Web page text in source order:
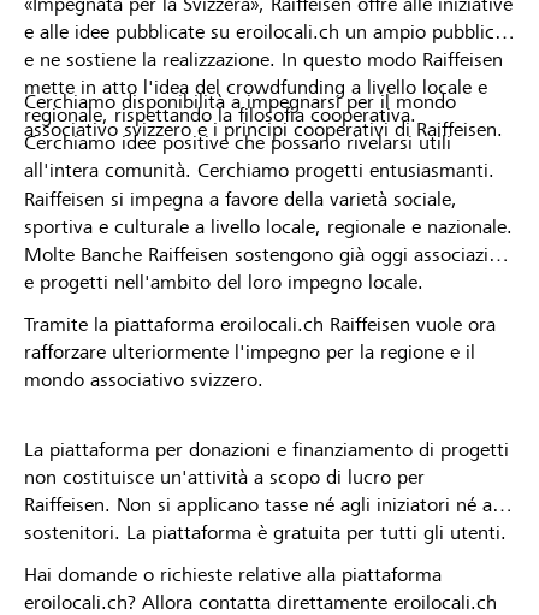
e alle idee pubblicate su eroilocali.ch un ampio pubblico
e ne sostiene la realizzazione. In questo modo Raiffeisen
mette in atto l'idea del crowdfunding a livello locale e
regionale, rispettando la filosofia cooperativa.
Cerchiamo idee positive che possano rivelarsi utili
all'intera comunità. Cerchiamo progetti entusiasmanti.
Cerchiamo disponibilità a impegnarsi per il mondo
associativo svizzero e i principi cooperativi di Raiffeisen.
Raiffeisen si impegna a favore della varietà sociale,
sportiva e culturale a livello locale, regionale e nazionale.
Molte Banche Raiffeisen sostengono già oggi associazioni
e progetti nell'ambito del loro impegno locale.
Tramite la piattaforma eroilocali.ch Raiffeisen vuole ora
rafforzare ulteriormente l'impegno per la regione e il
mondo associativo svizzero.
La piattaforma per donazioni e finanziamento di progetti
non costituisce un'attività a scopo di lucro per
Raiffeisen. Non si applicano tasse né agli iniziatori né ai
sostenitori. La piattaforma è gratuita per tutti gli utenti.
Hai domande o richieste relative alla piattaforma
eroilocali.ch? Allora contatta direttamente eroilocali.ch